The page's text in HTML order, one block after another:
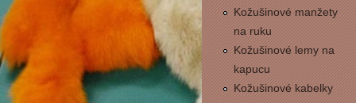
Kožušinové manžety
na ruku
Kožušinové lemy na
kapucu
Kožušinové kabelky